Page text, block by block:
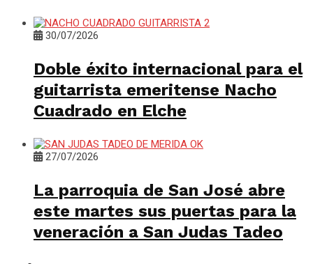
30/07/2026
Doble éxito internacional para el
guitarrista emeritense Nacho
Cuadrado en Elche
27/07/2026
La parroquia de San José abre
este martes sus puertas para la
veneración a San Judas Tadeo